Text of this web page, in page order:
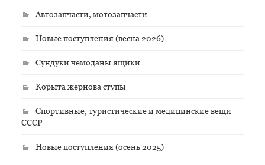
Автозапчасти, мотозапчасти
Новые поступления (весна 2026)
Сундуки чемоданы ящики
Корыта жернова ступы
Спортивные, туристические и медицинские вещи
СССР
Новые поступления (осень 2025)